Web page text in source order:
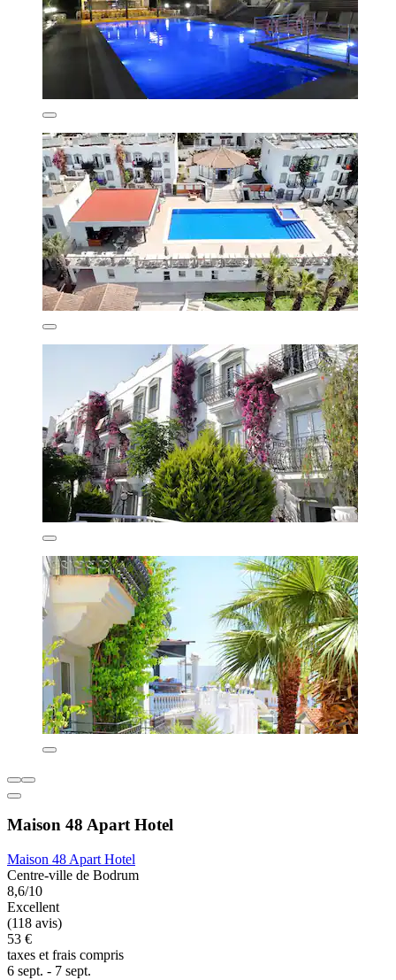
Maison 48 Apart Hotel
Maison 48 Apart Hotel
Centre-ville de Bodrum
8,6/10
Excellent
(118 avis)
53 €
taxes et frais compris
6 sept. - 7 sept.